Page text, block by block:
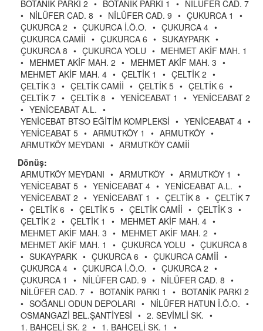
BOTANİK PARKI 2 • BOTANİK PARKI 1 • NİLÜFER CAD. 7
• NİLÜFER CAD. 8 • NİLÜFER CAD. 9 • ÇUKURCA 1
•
ÇUKURCA 2 • ÇUKURCA İ.Ö.O. • ÇUKURCA 4 •
ÇUKURCA CAMİİ • ÇUKURCA 6 • SUKAYPARK •
ÇUKURCA 8 • ÇUKURCA YOLU • MEHMET AKİF MAH. 1
• MEHMET AKİF MAH. 2 • MEHMET AKİF MAH. 3 •
MEHMET AKİF MAH. 4 • ÇELTİK 1 • ÇELTİK 2 •
ÇELTİK 3 • ÇELTİK CAMİİ • ÇELTİK 5 • ÇELTİK 6 •
ÇELTİK 7 • ÇELTİK 8 • YENİCEABAT 1 • YENİCEABAT 2
• YENİCEABAT A.L. •
YENİCEBAT BTSO EĞİTİM KOMPLEKSİ • YENİCEABAT 4 •
YENİCEABAT 5 • ARMUTKÖY 1 • ARMUTKÖY •
ARMUTKÖY MEYDANI • ARMUTKÖY CAMİİ
Dönüş:
ARMUTKÖY MEYDANI • ARMUTKÖY • ARMUTKÖY 1
•
YENİCEABAT 5 • YENİCEABAT 4 • YENİCEABAT A.L. •
YENİCEABAT 2 • YENİCEABAT 1 • ÇELTİK 8 • ÇELTİK 7
• ÇELTİK 6 • ÇELTİK 5 • ÇELTİK CAMİİ • ÇELTİK 3 •
ÇELTİK 2 • ÇELTİK 1 • MEHMET AKİF MAH. 4 •
MEHMET AKİF MAH. 3 • MEHMET AKİF MAH. 2 •
MEHMET AKİF MAH. 1
• ÇUKURCA YOLU • ÇUKURCA 8
• SUKAYPARK • ÇUKURCA 6 • ÇUKURCA CAMİİ •
ÇUKURCA 4 • ÇUKURCA İ.Ö.O. • ÇUKURCA 2 •
ÇUKURCA 1
• NİLÜFER CAD. 9 • NİLÜFER CAD. 8 •
NİLÜFER CAD. 7 • BOTANİK PARKI 1 • BOTANİK PARKI 2
• SOĞANLI ODUN DEPOLARI • NİLÜFER HATUN İ.Ö.O. •
OSMANGAZİ BEL.ŞANTİYESİ • 2. SEVİMLİ SK. •
1. BAHÇELİ SK. 2 • 1. BAHÇELİ SK. 1 •